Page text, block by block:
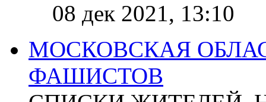
08 дек 2021, 13:10
МОСКОВСКАЯ
ФАШИСТОВ